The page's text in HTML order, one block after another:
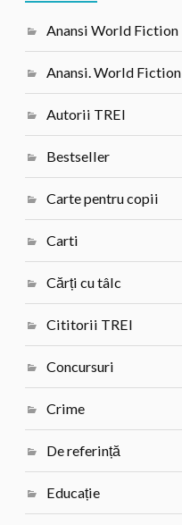
Anansi World Fiction
Anansi. World Fiction
Autorii TREI
Bestseller
Carte pentru copii
Carti
Cărți cu tâlc
Cititorii TREI
Concursuri
Crime
De referință
Educație